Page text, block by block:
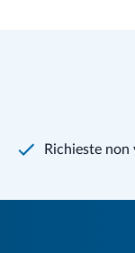
Richieste